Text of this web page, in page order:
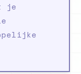
je